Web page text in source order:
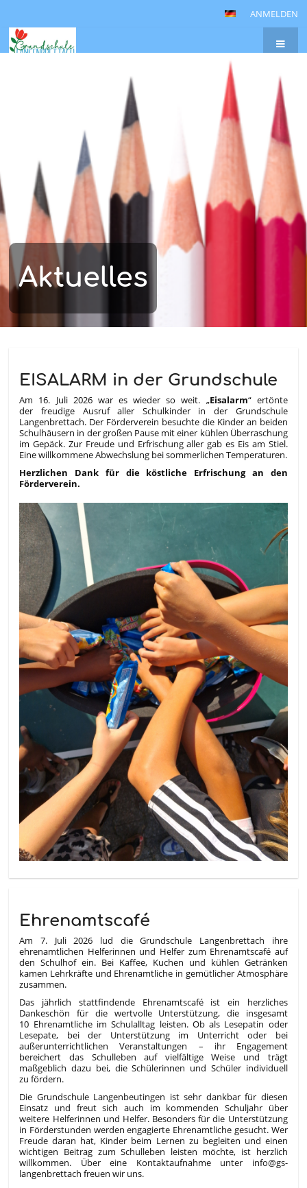
ANMELDEN
Aktuelles
EISALARM in der Grundschule
Am 16. Juli 2026 war es wieder so weit. „Eisalarm“ ertönte
der freudige Ausruf aller Schulkinder in der Grundschule
Langenbrettach. Der Förderverein besuchte die Kinder an beiden
Schulhäusern in der großen Pause mit einer kühlen Überraschung
im Gepäck. Zur Freude und Erfrischung aller gab es Eis am Stiel.
Eine willkommene Abwechslung bei sommerlichen Temperaturen.
Herzlichen Dank für die köstliche Erfrischung an den
Förderverein.
Ehrenamtscafé
Am 7. Juli 2026 lud die Grundschule Langenbrettach ihre
ehrenamtlichen Helferinnen und Helfer zum Ehrenamtscafé auf
den Schulhof ein. Bei Kaffee, Kuchen und kühlen Getränken
kamen Lehrkräfte und Ehrenamtliche in gemütlicher Atmosphäre
zusammen.
Das jährlich stattfindende Ehrenamtscafé ist ein herzliches
Dankeschön für die wertvolle Unterstützung, die insgesamt
10 Ehrenamtliche im Schulalltag leisten. Ob als Lesepatin oder
Lesepate, bei der Unterstützung im Unterricht oder bei
außerunterrichtlichen Veranstaltungen – ihr Engagement
bereichert das Schulleben auf vielfältige Weise und trägt
maßgeblich dazu bei, die Schülerinnen und Schüler individuell
zu fördern.
Die Grundschule Langenbeutingen ist sehr dankbar für diesen
Einsatz und freut sich auch im kommenden Schuljahr über
weitere Helferinnen und Helfer. Besonders für die Unterstützung
in Förderstunden werden engagierte Ehrenamtliche gesucht. Wer
Freude daran hat, Kinder beim Lernen zu begleiten und einen
wichtigen Beitrag zum Schulleben leisten möchte, ist herzlich
willkommen. Über eine Kontaktaufnahme unter info@gs-
langenbrettach freuen wir uns.